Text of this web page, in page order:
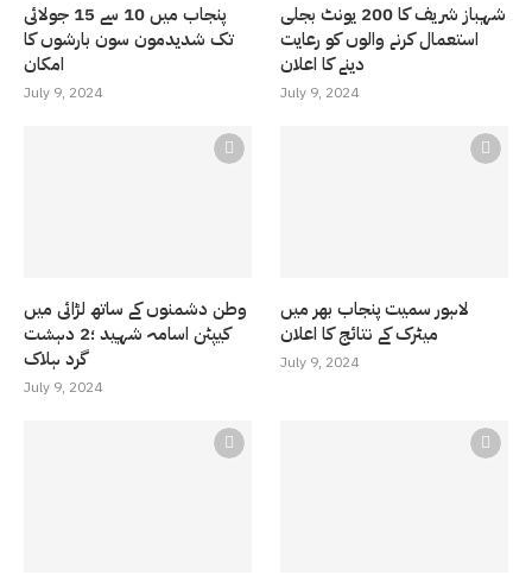
پنجاب میں 10 سے 15 جولائی
تک شدیدمون سون بارشوں کا
امکان
July 9, 2024
شہباز شریف کا 200 یونٹ بجلی
استعمال کرنے والوں کو رعایت
دینے کا اعلان
July 9, 2024
وطن دشمنوں کے ساتھ لڑائی میں
کیپٹن اسامہ شہید ؛2 دہشت
گرد ہلاک
July 9, 2024
لاہور سمیت پنجاب بھر میں
میٹرک کے نتائج کا اعلان
July 9, 2024